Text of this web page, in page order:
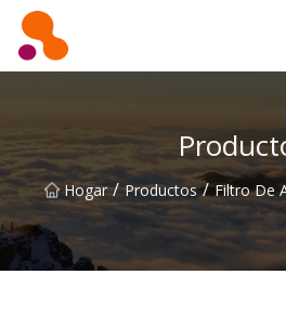
Hogar / Productos / Filtro De